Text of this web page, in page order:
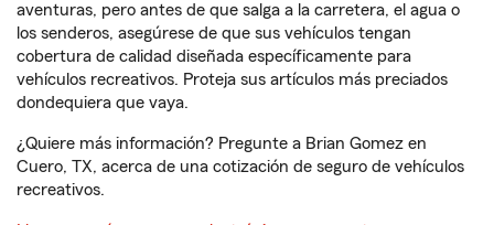
aventuras, pero antes de que salga a la carretera, el agua o
los senderos, asegúrese de que sus vehículos tengan
cobertura de calidad diseñada específicamente para
vehículos recreativos. Proteja sus artículos más preciados
dondequiera que vaya.
¿Quiere más información? Pregunte a Brian Gomez en
Cuero, TX, acerca de una cotización de seguro de vehículos
recreativos.